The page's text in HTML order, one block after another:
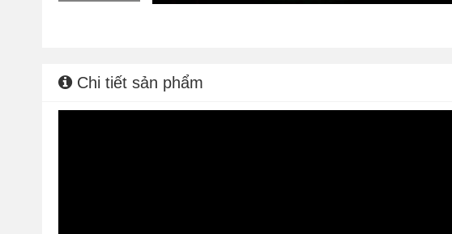
Chi tiết sản phẩm